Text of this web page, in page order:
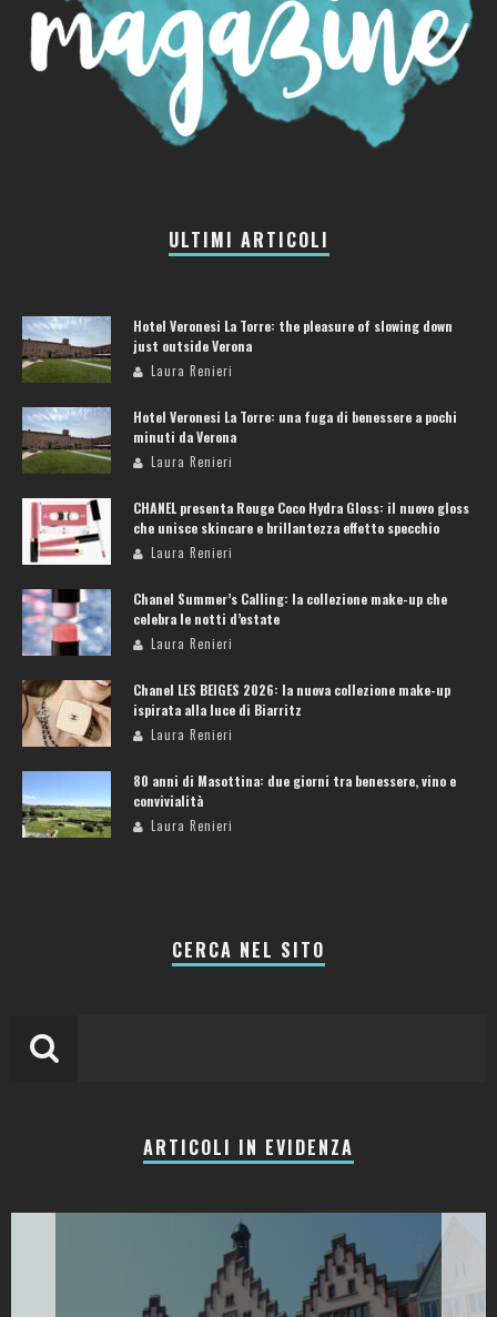
ULTIMI ARTICOLI
Hotel Veronesi La Torre: the pleasure of slowing down
just outside Verona
Laura Renieri
Hotel Veronesi La Torre: una fuga di benessere a pochi
minuti da Verona
Laura Renieri
CHANEL presenta Rouge Coco Hydra Gloss: il nuovo gloss
che unisce skincare e brillantezza effetto specchio
Laura Renieri
Chanel Summer’s Calling: la collezione make-up che
celebra le notti d’estate
Laura Renieri
Chanel LES BEIGES 2026: la nuova collezione make-up
ispirata alla luce di Biarritz
Laura Renieri
80 anni di Masottina: due giorni tra benessere, vino e
convivialità
Laura Renieri
CERCA NEL SITO
ARTICOLI IN EVIDENZA